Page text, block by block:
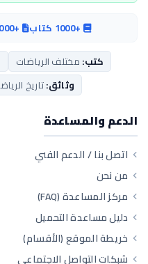
+1000 كتاب +10,000 مقال
كتب: مختلف الرياضات
وثائق:تاريخ
الدعم والمساعدة
اتصل بنا / الدعم الفني
من نحن
مركز المساعدة (FAQ)
دليل مساعدة التحميل
خريطة الموقع (الأقسام)
شبكات التواصل الاجتماعي